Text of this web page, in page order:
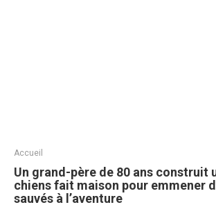
Accueil
Un grand-père de 80 ans construit
chiens fait maison pour emmener
sauvés à l’aventure